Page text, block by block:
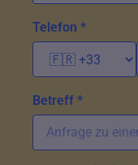
Telefon *
Betreff *